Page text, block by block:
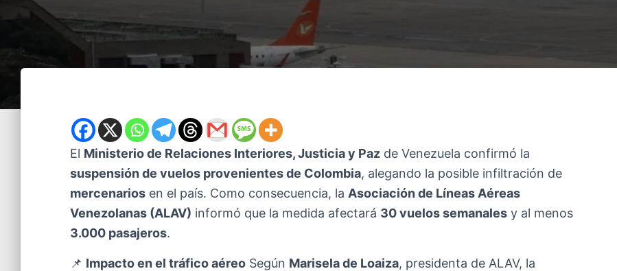
El Ministerio de Relaciones Interiores, Justicia y Paz de Venezuela confirmó la
suspensión de vuelos provenientes de Colombia, alegando la posible infiltración de
mercenarios en el país. Como consecuencia, la Asociación de Líneas Aéreas
Venezolanas (ALAV) informó que la medida afectará 30 vuelos semanales y al menos
3.000 pasajeros.
📌 Impacto en el tráfico aéreo Según Marisela de Loaiza, presidenta de ALAV, la